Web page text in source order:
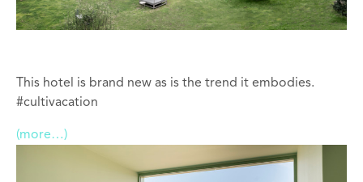
This hotel is brand new as is the trend it embodies.
#cultivacation
(more…)